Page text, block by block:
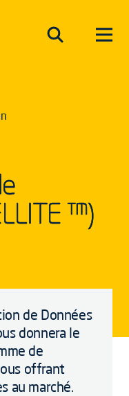
™)
de Données
donnera le
de
offrant
au marché.